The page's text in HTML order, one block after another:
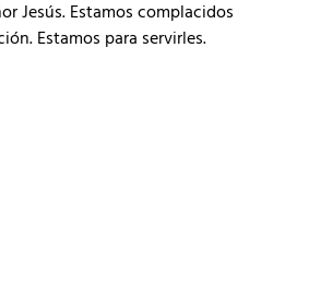
Jesús. Estamos complacidos
Estamos para servirles.